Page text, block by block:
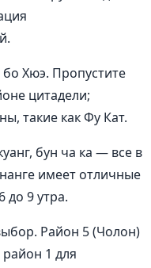
Хюэ. Пропустите
цитадели;
такие как Фу Кат.
бун ча ка — все в
имеет отличные
до 9 утра.
Район 5 (Чолон)
1 для